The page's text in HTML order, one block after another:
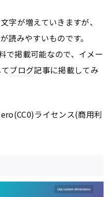
字が増えていきますが、
読みやすいものです。
で掲載可能なので、イメー
ブログ記事に掲載してみ
ライセンス(商用利